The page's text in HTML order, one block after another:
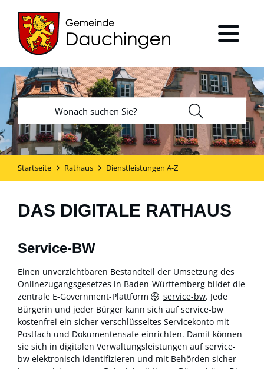
Startseite Rathaus Dienstleistungen A-Z
DAS DIGITALE RATHAUS
Service-BW
Einen unverzichtbaren Bestandteil der Umsetzung des
Onlinezugangsgesetzes in Baden-Württemberg bildet die
zentrale E-Government-Plattform
service-bw. Jede
Bürgerin und jeder Bürger kann sich auf service-bw
kostenfrei ein sicher verschlüsseltes Servicekonto mit
Postfach und Dokumentensafe einrichten. Damit können
sie sich in digitalen Verwaltungsleistungen auf service-
bw elektronisch identifizieren und mit Behörden sicher